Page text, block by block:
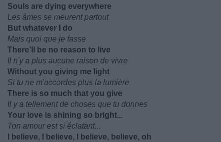
Souls are dying everywhere
Les âmes se meurent partout
But whatever I do
Mais quoi que je fasse
There’ll be no reason to live
Il n'y a plus aucune raison de vivre
Without you giving me light
Si tu ne m'accordes plus la lumière
There is so much that you give
Il y a tellement de choses que tu donnes
Your love is shining so bright...
Ton amour est si éclatant...
I believe, I believe, I believe, believe, oh